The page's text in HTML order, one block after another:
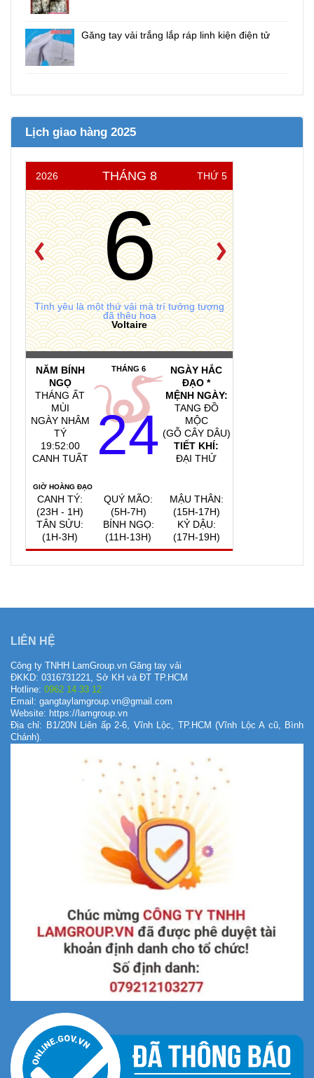
Găng tay vải trắng lắp ráp linh kiện điện tử
Lịch giao hàng 2025
2026 THÁNG 8 THỨ 5
6
Tình yêu là một thứ vải mà trí tưởng tượng
đã thêu hoa
Voltaire
NĂM BÍNH
NGỌ
THÁNG ẤT
MÙI
NGÀY NHÂM
TÝ
19:52:01
CANH TUẤT
THÁNG 6
24
NGÀY HẮC
ĐẠO *
MỆNH NGÀY:
TANG ĐỒ
MỘC
(GỖ CÂY DÂU)
TIẾT KHÍ:
ĐẠI THỬ
GIỜ HOÀNG ĐẠO
CANH TÝ:
(23H - 1H)
TÂN SỬU:
(1H-3H)
QUÝ MÃO:
(5H-7H)
BÍNH NGỌ:
(11H-13H)
MẬU THÂN:
(15H-17H)
KỶ DẬU:
(17H-19H)
LIÊN HỆ
Công ty TNHH LamGroup.vn Găng tay vải
ĐKKD: 0316731221, Sở KH và ĐT TP.HCM
Hotline: 0962 14 33 12
Email: gangtaylamgroup.vn@gmail.com
Website: https://lamgroup.vn
Địa chỉ: B1/20N Liên ấp 2-6, Vĩnh Lộc, TP.HCM (Vĩnh Lộc A cũ, Bình
Chánh).